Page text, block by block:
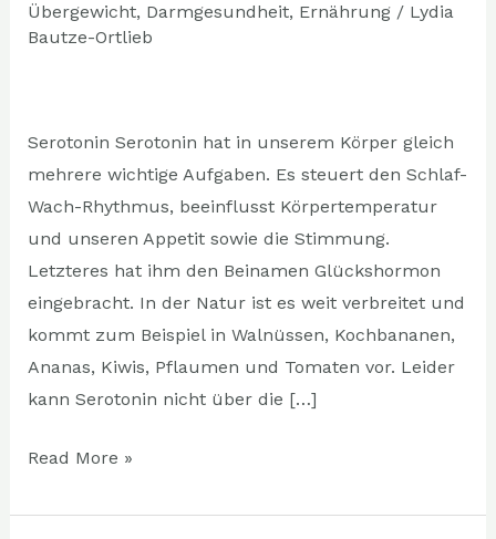
Übergewicht, Darmgesundheit, Ernährung/ Lydia
Bautze-Ortlieb
Serotonin Serotonin hat in unserem Körper gleich
mehrere wichtige Aufgaben. Es steuert den Schlaf-
Wach-Rhythmus, beeinflusst Körpertemperatur
und unseren Appetit sowie die Stimmung.
Letzteres hat ihm den Beinamen Glückshormon
eingebracht. In der Natur ist es weit verbreitet und
kommt zum Beispiel in Walnüssen, Kochbananen,
Ananas, Kiwis, Pflaumen und Tomaten vor. Leider
kann Serotonin nicht über die […]
Lebensmittel
unsere
Read More »